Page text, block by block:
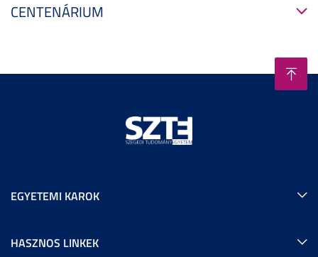
CENTENÁRIUM
EGYETEMI KAROK
HASZNOS LINKEK